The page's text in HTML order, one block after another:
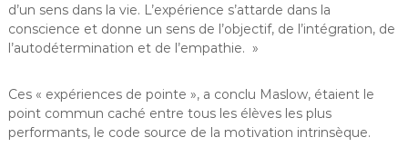
d’un sens dans la vie. L’expérience s’attarde dans la
conscience et donne un sens de l’objectif, de l’intégration, de
l’autodétermination et de l’empathie. »
Ces « expériences de pointe », a conclu Maslow, étaient le
point commun caché entre tous les élèves les plus
performants, le code source de la motivation intrinsèque.